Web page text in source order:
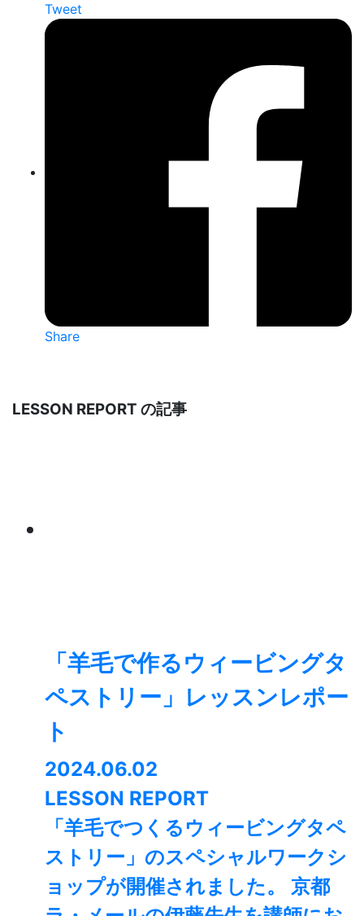
Tweet
Share
LESSON REPORT の記事
「羊毛で作るウィービングタ
ペストリー」レッスンレポー
ト
2024.06.02
LESSON REPORT
「羊毛でつくるウィービングタペ
ストリー」のスペシャルワークシ
ョップが開催されました。 京都